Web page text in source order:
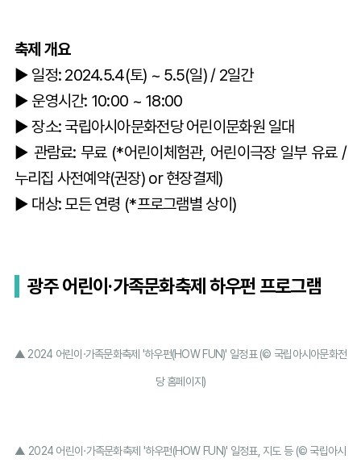
축제 개요
▶️ 일정: 2024.5.4(토) ~ 5.5(일) / 2일간
▶️ 운영시간: 10:00 ~ 18:00
▶️ 장소: 국립아시아문화전당 어린이문화원 일대
▶️ 관람료: 무료 (*어린이체험관, 어린이극장 일부 유료 /
누리집 사전예약(권장) or 현장결제)
▶️ 대상: 모든 연령 (*프로그램별 상이)
광주 어린이·가족문화축제 하우펀 프로그램
▲ 2024 어린이·가족문화축제 '하우펀(HOW FUN)' 일정표 (© 국립아시아문화전
당 홈페이지)
▲ 2024 어린이·가족문화축제 '하우펀(HOW FUN)' 일정표, 지도 등 (© 국립아시